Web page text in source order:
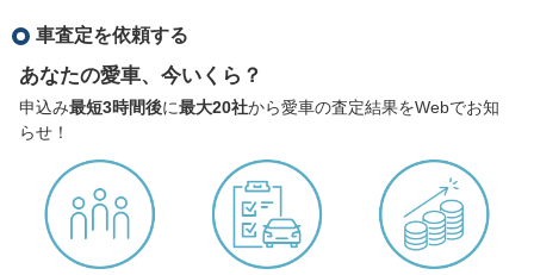
車査定を依頼する
あなたの愛車、今いくら？
申込み最短3時間後に最大20社から愛車の査定結果をWebでお知
らせ！